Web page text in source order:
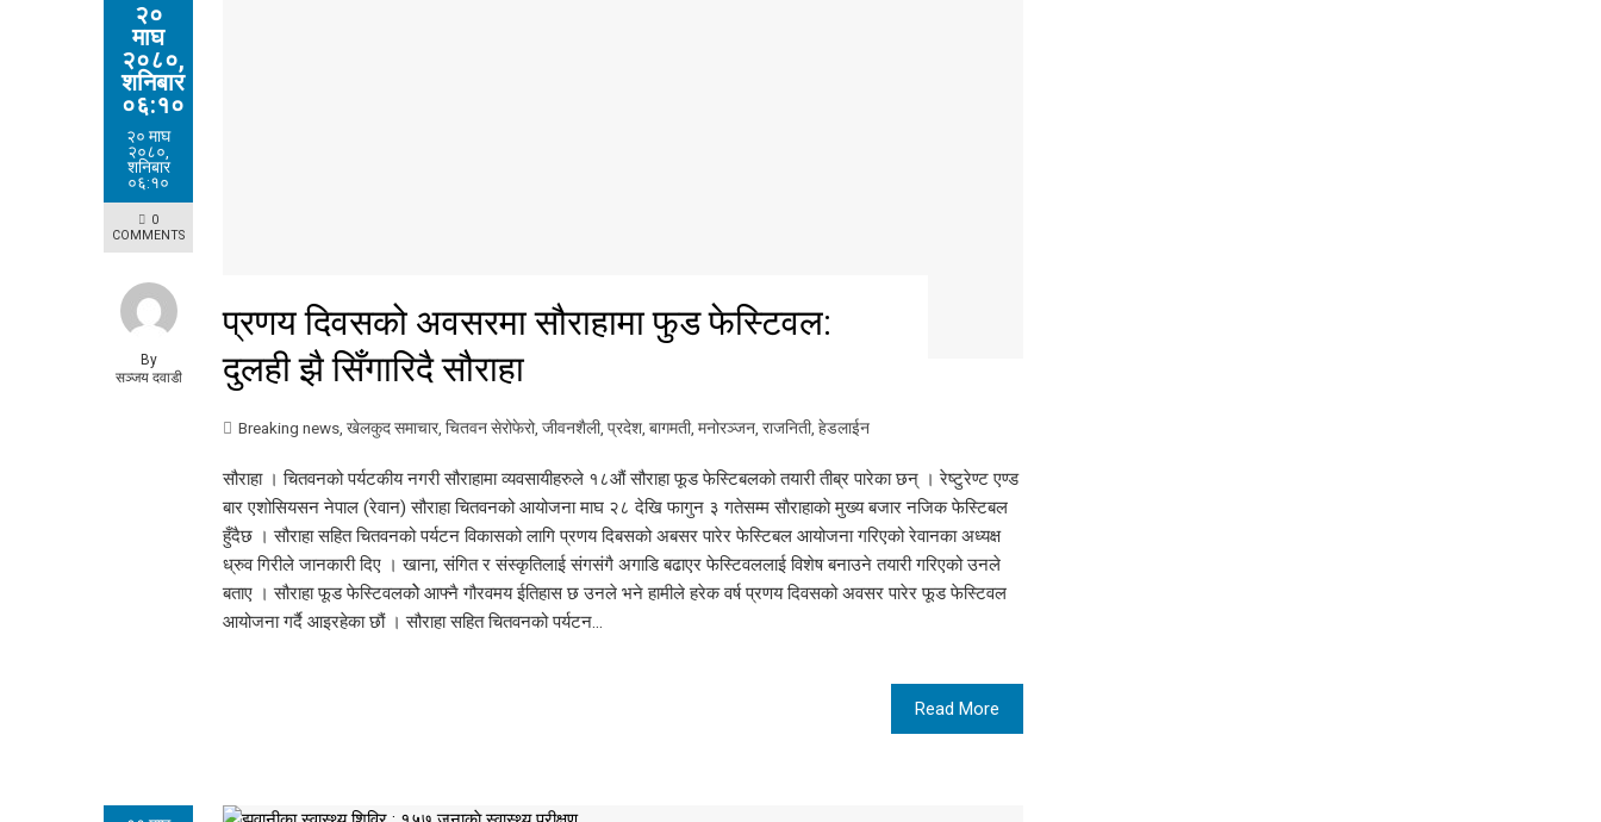
२०
माघ
२०८०,
शनिबार
०६:१०
२० माघ
२०८०,
शनिबार
०६:१०
0
COMMENTS
By
सञ्जय दवाडी
प्रणय दिवसको अवसरमा सौराहामा फुड फेस्टिवल:
दुलही झै सिँगारिदै सौराहा
Breaking news खेलकुद समाचार, चितवन सेरोफेरो, जीवनशैली, प्रदेश बागमती, मनोरञ्जन राजनिती, हेडलाईन
सौराहा । चितवनको पर्यटकीय नगरी सौराहामा व्यवसायीहरुले १८औं सौराहा फूड फेस्टिबलको तयारी तीब्र पारेका छन् । रेष्टुरेण्ट एण्ड
बार एशोसियसन नेपाल (रेवान) सौराहा चितवनको आयोजना माघ २८ देखि फागुन ३ गतेसम्म साैराहाकाे मुख्य बजार नजिक फेस्टिबल
हुँदैछ । सौराहा सहित चितवनको पर्यटन विकासको लागि प्रणय दिबसको अबसर पारेर फेस्टिबल आयोजना गरिएको रेवानका अध्यक्ष
ध्रुव गिरीले जानकारी दिए । खाना, संगित र संस्कृतिलाई संगसंगै अगाडि बढाएर फेस्टिवललाई विशेष बनाउने तयारी गरिएको उनले
बताए । सौराहा फूड फेस्टिवलकोे आफ्नै गौरवमय ईतिहास छ उनले भने हामीले हरेक वर्ष प्रणय दिवसको अवसर पारेर फूड फेस्टिवल
आयोजना गर्दै आइरहेका छौं । सौराहा सहित चितवनको पर्यटन…
Read More